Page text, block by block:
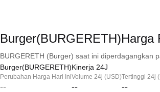
Burger(BURGERETH)Harga
BURGERETH (Burger) saat ini diperdagangkan
Burger(BURGERETH)Kinerja 24J
Perubahan Harga Hari Ini
--
Volume 24j (USD)
--
Tertinggi 24j
--